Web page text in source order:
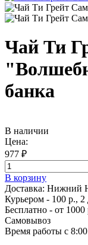
Чай Ти
банка
В наличии
Цена:
977 ₽
В корзину
Доставка: Нижний
Курьером - 100 р., 2
Бесплатно - от 1000
Самовывоз
Время работы с